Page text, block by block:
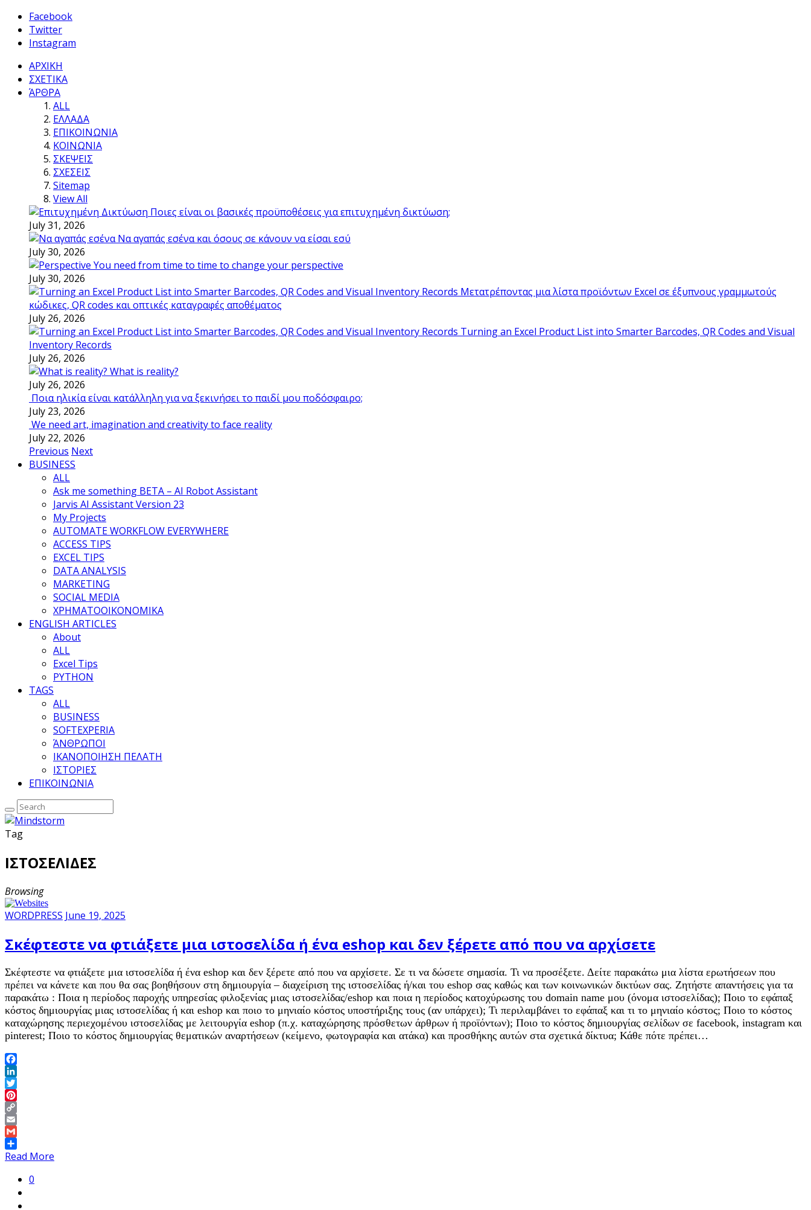
Facebook
Twitter
Instagram
ΑΡΧΙΚΗ
ΣΧΕΤΙΚΑ
ΆΡΘΡΑ
ALL
ΕΛΛΑΔΑ
ΕΠΙΚΟΙΝΩΝΙΑ
ΚΟΙΝΩΝΙΑ
ΣΚΕΨΕΙΣ
ΣΧΕΣΕΙΣ
Sitemap
View All
Ποιες είναι οι βασικές προϋποθέσεις για επιτυχημένη δικτύωση;
July 31, 2026
Να αγαπάς εσένα και όσους σε κάνουν να είσαι εσύ
July 30, 2026
You need from time to time to change your perspective
July 30, 2026
Μετατρέποντας μια λίστα προϊόντων Excel σε έξυπνους γραμμωτούς
κώδικες, QR codes και οπτικές καταγραφές αποθέματος
July 26, 2026
Turning an Excel Product List into Smarter Barcodes, QR Codes and Visual
Inventory Records
July 26, 2026
What is reality?
July 26, 2026
Ποια ηλικία είναι κατάλληλη για να ξεκινήσει το παιδί μου ποδόσφαιρο;
July 23, 2026
We need art, imagination and creativity to face reality
July 22, 2026
Previous Next
BUSINESS
ALL
Ask me something BETA – AI Robot Assistant
Jarvis AI Assistant Version 23
My Projects
AUTOMATE WORKFLOW EVERYWHERE
ACCESS TIPS
EXCEL TIPS
DATA ANALYSIS
MARKETING
SOCIAL MEDIA
ΧΡΗΜΑΤΟΟΙΚΟΝΟΜΙΚΑ
ENGLISH ARTICLES
About
ALL
Excel Tips
PYTHON
TAGS
ALL
BUSINESS
SOFTEXPERIA
ΆΝΘΡΩΠΟΙ
ΙΚΑΝΟΠΟΙΗΣΗ ΠΕΛΑΤΗ
ΙΣΤΟΡΙΕΣ
ΕΠΙΚΟΙΝΩΝΙΑ
Tag
ΙΣΤΟΣΕΛΙΔΕΣ
Browsing
WORDPRESS June 19, 2025
Σκέφτεστε να φτιάξετε μια ιστοσελίδα ή ένα eshop και δεν ξέρετε από που να αρχίσετε
Σκέφτεστε να φτιάξετε μια ιστοσελίδα ή ένα eshop και δεν ξέρετε από που να αρχίσετε. Σε τι να δώσετε σημασία. Τι να προσέξετε. Δείτε παρακάτω μια λίστα ερωτήσεων που
πρέπει να κάνετε και που θα σας βοηθήσουν στη δημιουργία – διαχείριση της ιστοσελίδας ή/και του eshop σας καθώς και των κοινωνικών δικτύων σας. Ζητήστε απαντήσεις για τα
παρακάτω : Ποια η περίοδος παροχής υπηρεσίας φιλοξενίας μιας ιστοσελίδας/eshop και ποια η περίοδος κατοχύρωσης του domain name μου (όνομα ιστοσελίδας); Ποιο το εφάπαξ
κόστος δημιουργίας μιας ιστοσελίδας ή και eshop και ποιο το μηνιαίο κόστος υποστήριξης τους (αν υπάρχει); Τι περιλαμβάνει το εφάπαξ και τι το μηνιαίο κόστος; Ποιο το κόστος
καταχώρησης περιεχομένου ιστοσελίδας με λειτουργία eshop (π.χ. καταχώρησης πρόσθετων άρθρων ή προϊόντων); Ποιο το κόστος δημιουργίας σελίδων σε facebook, instagram και
pinterest; Ποιο το κόστος δημιουργίας θεματικών αναρτήσεων (κείμενο, φωτογραφία και ατάκα) και προσθήκης αυτών στα σχετικά δίκτυα; Κάθε πότε πρέπει…
Facebook
LinkedIn
Twitter
Pinterest
Copy
Link
Email
Gmail
Share
Read More
0